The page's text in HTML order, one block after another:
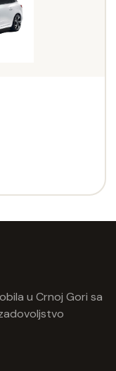
u Crnoj Gori sa